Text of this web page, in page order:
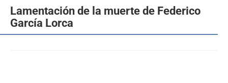
Lamentación de la muerte de Federico
García Lorca